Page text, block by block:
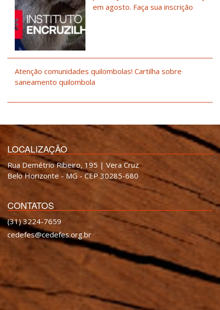
em agosto. Faça sua inscrição
Atenção comunidades quilombolas! Cartilha sobre
saneamento quilombola
LOCALIZAÇÃO
Rua Demétrio Ribeiro, 195 | Vera Cruz
Belo Horizonte - MG - CEP 30285-680
CONTATOS
(31) 3224-7659
cedefes@cedefes.org.br